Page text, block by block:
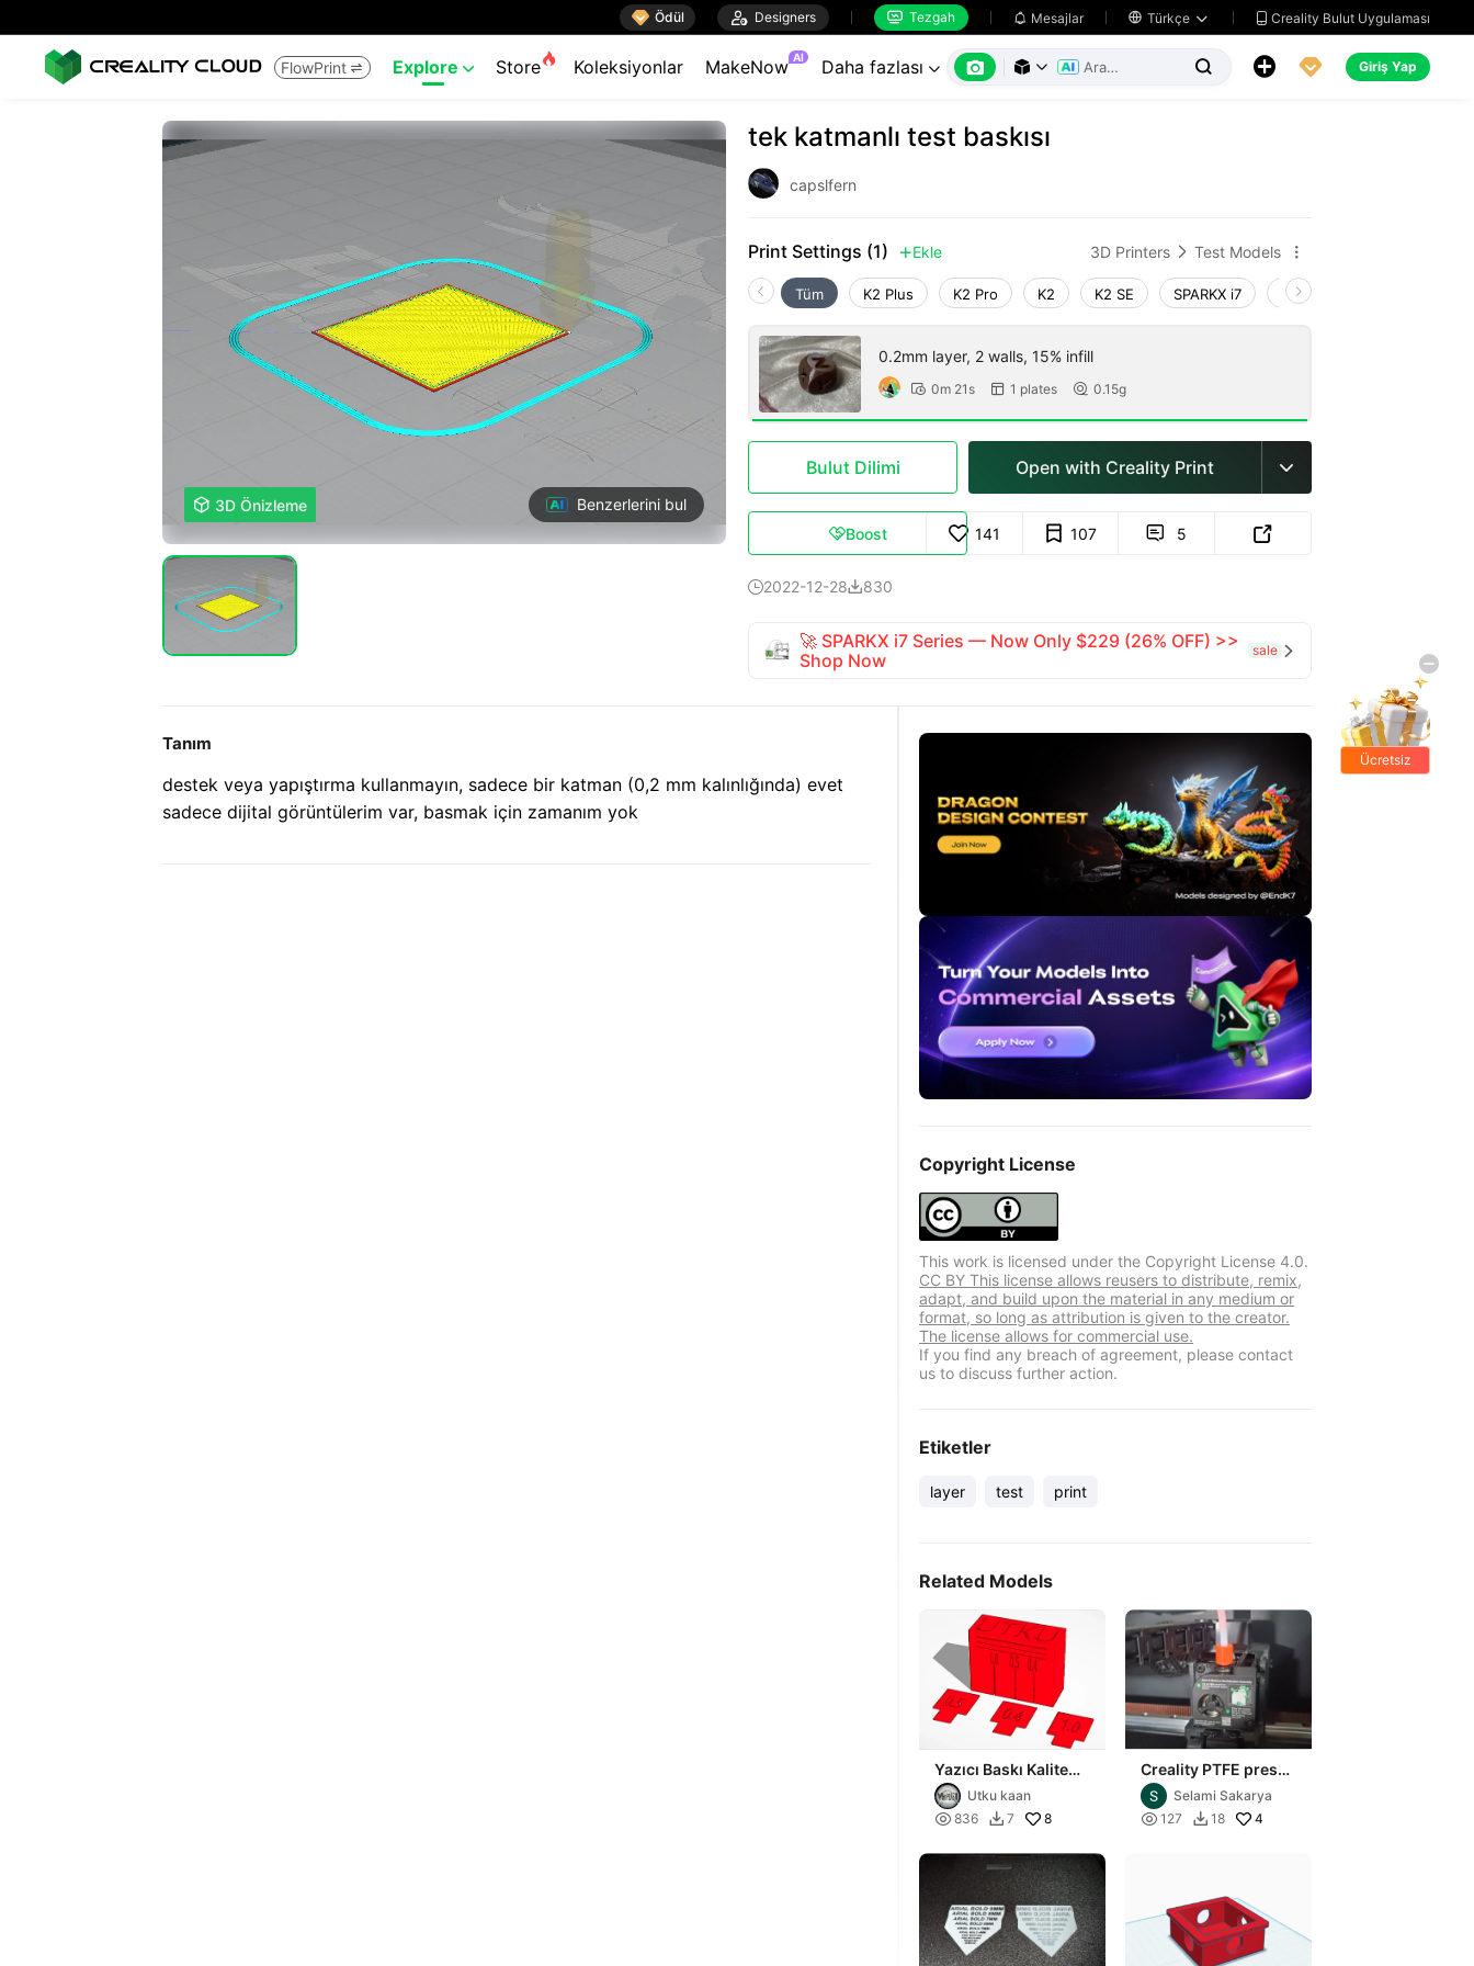
 Ödül  Designers  Tezgah  Mesajlar  Türkçe   Creality Bulut Uygulaması
FlowPrint  Explore  Store Koleksiyonlar MakeNow AI Daha fazlası        Giriş Yap
 3D Önizleme Benzerlerini bul
tek katmanlı test baskısı
capslfern
Print Settings (1)  Ekle 3D Printers  Test Models 
Tüm K2 Plus K2 Pro K2 K2 SE SPARKX i7 Creality Hi
0.2mm layer, 2 walls, 15% infill
 0m 21s  1 plates  0.15g
Bulut Dilimi Open with Creality Print 
Boost 141 107  5 
2022-12-28830
🚀 SPARKX i7 Series — Now Only $229 (26% OFF) >>
Shop Now
sale 
Tanım
destek veya yapıştırma kullanmayın, sadece bir katman (0,2 mm kalınlığında) evet
sadece dijital görüntülerim var, basmak için zamanım yok
Copyright License
This work is licensed under the Copyright License 4.0.
CC BY This license allows reusers to distribute, remix,
adapt, and build upon the material in any medium or
format, so long as attribution is given to the creator.
The license allows for commercial use.
If you find any breach of agreement, please contact
us to discuss further action.
Etiketler
layer test print
Related Models
Yazıcı Baskı Kalite
TestiUtku kaan
 836  7 8
Creality PTFE press-
fitting geçici çözüm
Selami Sakarya
 127  18 4
Ücretsiz